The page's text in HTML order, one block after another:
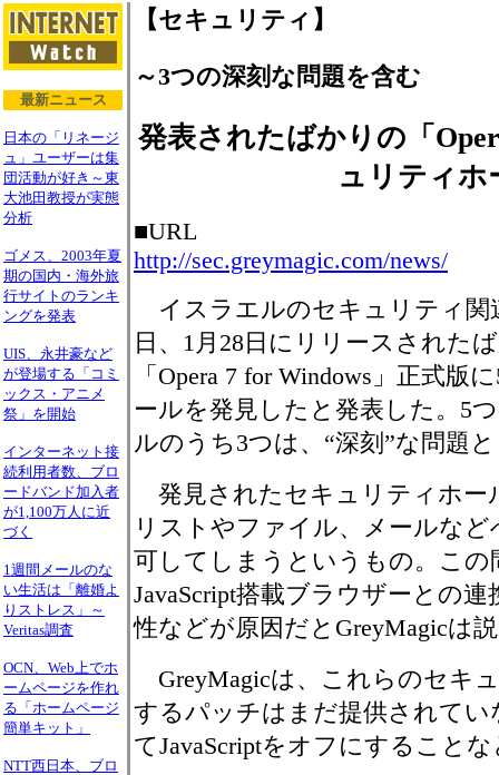
最新ニュース
日本の「リネージ
ュ」ユーザーは集
団活動が好き～東
大池田教授が実態
分析
ゴメス、2003年夏
期の国内・海外旅
行サイトのランキ
ングを発表
UIS、永井豪など
が登場する「コミ
ックス・アニメ
祭」を開始
インターネット接
続利用者数、ブロ
ードバンド加入者
が1,100万人に近
づく
1週間メールのな
い生活は「離婚よ
りストレス」～
Veritas調査
OCN、Web上でホ
ームページを作れ
る「ホームページ
簡単キット」
NTT西日本、ブロ
【セキュリティ】
～3つの深刻な問題を含む
発表されたばかりの「
ュリティホ
■URL
http://sec.greymagic.com/news/
イスラエルのセキュリティ関
日、1月28日にリリースされた
「Opera 7 for Windows」正式
ールを発見したと発表した。5
ルのうち3つは、“深刻”な問題
発見されたセキュリティホー
リストやファイル、メールな
可してしまうというもの。この
JavaScript搭載ブラウザーとの
性などが原因だとGreyMagicは
GreyMagicは、これらのセキ
するパッチはまだ提供されて
てJavaScriptをオフにすること